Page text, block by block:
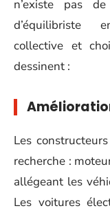
n’existe pas
d’équilibriste
collective et
dessinent :
Les
recherche :
allégeant les
Les voitures